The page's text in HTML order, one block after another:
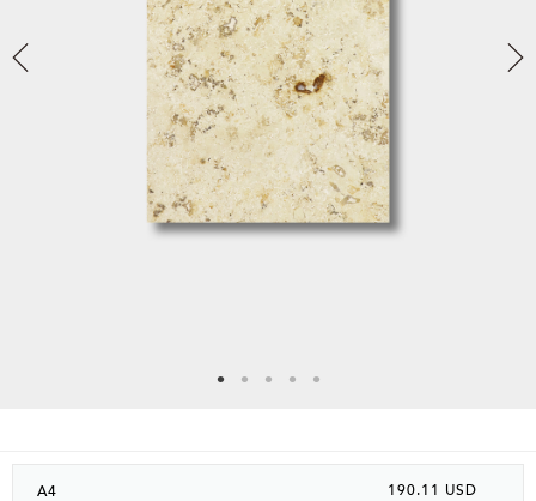
A4 190.11 USD